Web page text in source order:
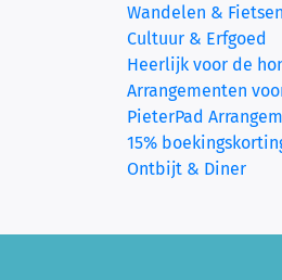
Wandelen & Fietsen
Cultuur & Erfgoed
Heerlijk voor de
Arrangementen
PieterPad
15%
Ontbijt & Diner